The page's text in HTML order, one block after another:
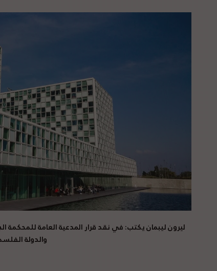
ليرون ليبمان يكتب: في نقد قرارالمدعية العامة للمحكمة
والدولة